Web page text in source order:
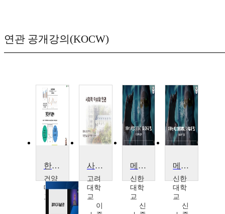
연관 공개강의(KOCW)
한국경제이슈분석(캡스톤디자인)
건양
대학
교
배
사회적 이슈와 인권
고려
대학
교
이
메타버스 비긴즈(BEGINS), 5대 이슈와 전망
신한
대학
교
신
메타버스 비긴즈(BEGINS), 5대 이슈와 전망
신한
대학
교
신